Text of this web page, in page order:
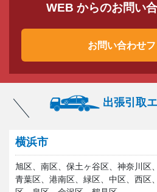
WEB からのお問い
お問い合わせ
出張引取
横浜市
旭区、南区、保土ヶ谷区、神奈川区
青葉区、港南区、緑区、中区、西区